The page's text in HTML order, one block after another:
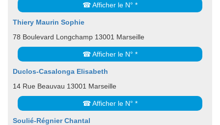
☎ Afficher le N° *
Thiery Maurin Sophie
78 Boulevard Longchamp 13001 Marseille
☎ Afficher le N° *
Duclos-Casalonga Elisabeth
14 Rue Beauvau 13001 Marseille
☎ Afficher le N° *
Soulié-Régnier Chantal